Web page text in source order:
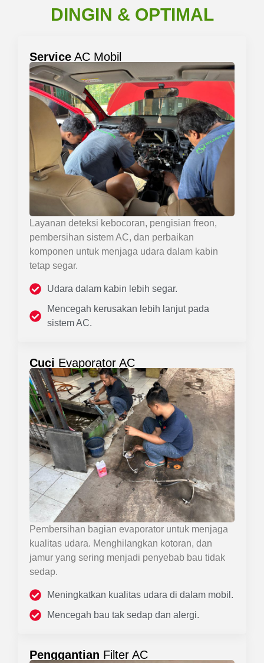
DINGIN & OPTIMAL
Service AC Mobil
Layanan deteksi kebocoran, pengisian freon,
pembersihan sistem AC, dan perbaikan
komponen untuk menjaga udara dalam kabin
tetap segar.
Udara dalam kabin lebih segar.
Mencegah kerusakan lebih lanjut pada
sistem AC.
Cuci Evaporator AC
Pembersihan bagian evaporator untuk menjaga
kualitas udara. Menghilangkan kotoran, dan
jamur yang sering menjadi penyebab bau tidak
sedap.
Meningkatkan kualitas udara di dalam mobil.
Mencegah bau tak sedap dan alergi.
Penggantian Filter AC